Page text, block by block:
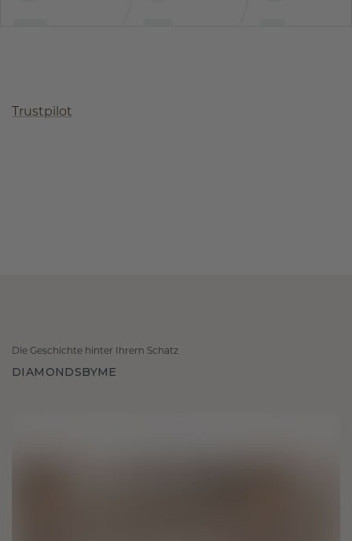
Trustpilot
Die Geschichte hinter Ihrem Schatz
DIAMONDSBYME